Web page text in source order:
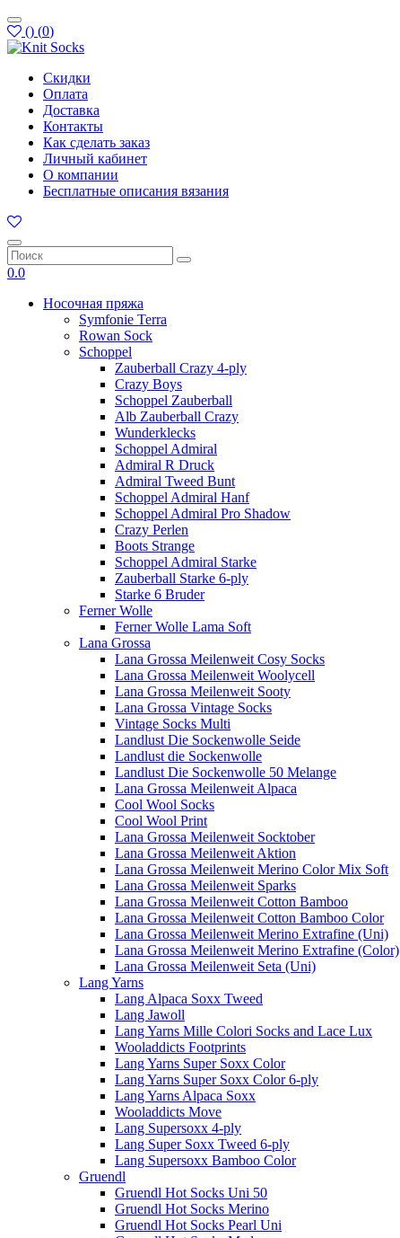
() (0)
Скидки
Оплата
Доставка
Контакты
Как сделать заказ
Личный кабинет
О компании
Бесплатные описания вязания
0.0
Носочная пряжа
Symfonie Terra
Rowan Sock
Schoppel
Zauberball Crazy 4-ply
Crazy Boys
Schoppel Zauberball
Alb Zauberball Crazy
Wunderklecks
Schoppel Admiral
Admiral R Druck
Admiral Tweed Bunt
Schoppel Admiral Hanf
Schoppel Admiral Pro Shadow
Crazy Perlen
Boots Strange
Schoppel Admiral Starke
Zauberball Starke 6-ply
Starke 6 Bruder
Ferner Wolle
Ferner Wolle Lama Soft
Lana Grossa
Lana Grossa Meilenweit Cosy Socks
Lana Grossa Meilenweit Woolycell
Lana Grossa Meilenweit Sooty
Lana Grossa Vintage Socks
Vintage Socks Multi
Landlust Die Sockenwolle Seide
Landlust die Sockenwolle
Landlust Die Sockenwolle 50 Melange
Lana Grossa Meilenweit Alpaca
Cool Wool Socks
Cool Wool Print
Lana Grossa Meilenweit Socktober
Lana Grossa Meilenweit Aktion
Lana Grossa Meilenweit Merino Color Mix Soft
Lana Grossa Meilenweit Sparks
Lana Grossa Meilenweit Cotton Bamboo
Lana Grossa Meilenweit Cotton Bamboo Color
Lana Grossa Meilenweit Merino Extrafine (Uni)
Lana Grossa Meilenweit Merino Extrafine (Color)
Lana Grossa Meilenweit Seta (Uni)
Lang Yarns
Lang Alpaca Soxx Tweed
Lang Jawoll
Lang Yarns Mille Colori Socks and Lace Lux
Wooladdicts Footprints
Lang Yarns Super Soxx Color
Lang Yarns Super Soxx Color 6-ply
Lang Yarns Alpaca Soxx
Wooladdicts Move
Lang Supersoxx 4-ply
Lang Super Soxx Tweed 6-ply
Lang Supersoxx Bamboo Color
Gruendl
Gruendl Hot Socks Uni 50
Gruendl Hot Socks Merino
Gruendl Hot Socks Pearl Uni